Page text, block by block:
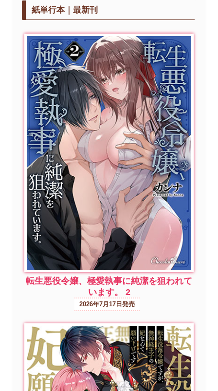
紙単行本｜最新刊
転生悪役令嬢、極愛執事に純潔を狙われて
います。 2
2026年7月17日